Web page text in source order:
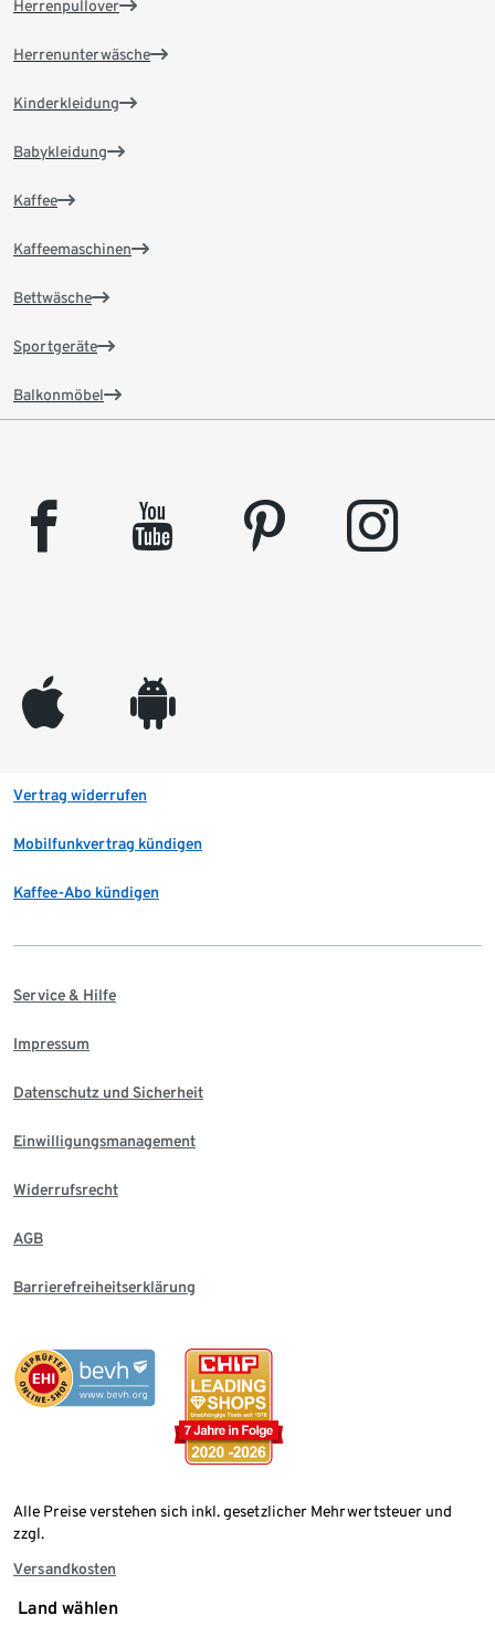
Herrenpullover
Herrenunterwäsche
Kinderkleidung
Babykleidung
Kaffee
Kaffeemaschinen
Bettwäsche
Sportgeräte
Balkonmöbel
facebook youtube pinterest instagram
appleinc android
Vertrag widerrufen
Mobilfunkvertrag kündigen
Kaffee-Abo kündigen
Service & Hilfe
Impressum
Datenschutz und Sicherheit
Einwilligungsmanagement
Widerrufsrecht
AGB
Barrierefreiheitserklärung
Alle Preise verstehen sich inkl. gesetzlicher Mehrwertsteuer und
zzgl.
Versandkosten
Land wählen